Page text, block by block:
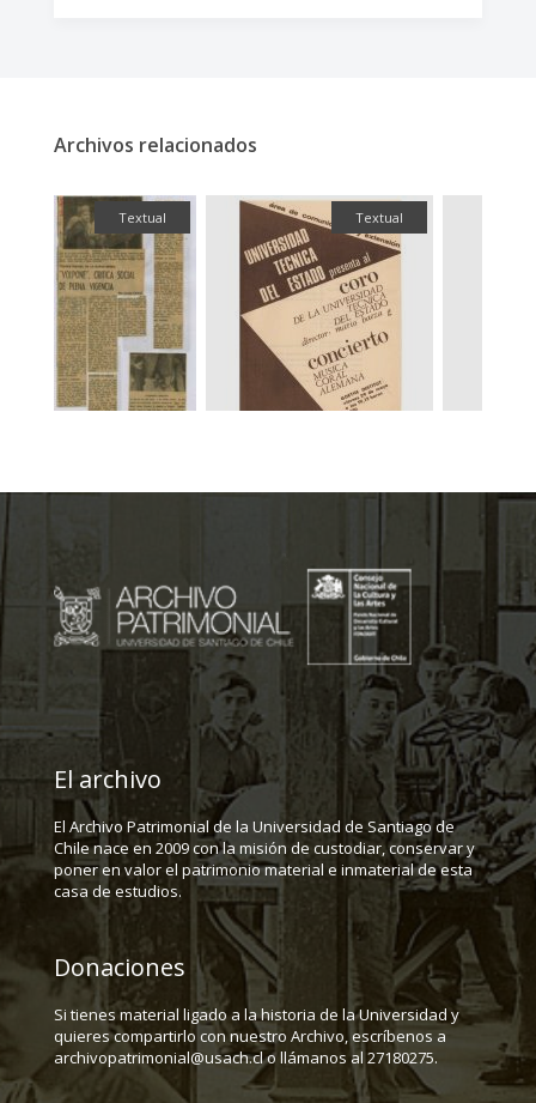
Archivos relacionados
El archivo
El Archivo Patrimonial de la Universidad de Santiago de
Chile nace en 2009 con la misión de custodiar, conservar y
poner en valor el patrimonio material e inmaterial de esta
casa de estudios.
Donaciones
Si tienes material ligado a la historia de la Universidad y
quieres compartirlo con nuestro Archivo, escríbenos a
archivopatrimonial@usach.cl o llámanos al 27180275.